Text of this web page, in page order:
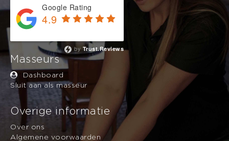
240 minuten
Max aantal personen
: Let op: de tijd kan
over meerdere personen verdeeld worden. U
boekt altijd bij één masseur.
Google Rating
4.9
byTrust.Reviews
Masseurs
Dashboard
Sluit aan als masseur
Overige informatie
Over ons
Algemene voorwaarden